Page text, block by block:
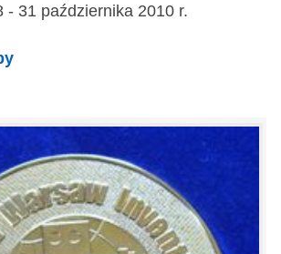
- 31 października 2010 r.